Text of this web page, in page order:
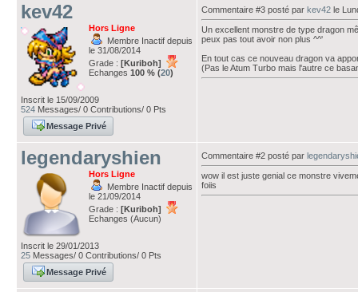
kev42
Hors Ligne
Membre Inactif depuis
le 31/08/2014
Grade : [Kuriboh]
Echanges 100 % (20)
Inscrit le 15/09/2009
524 Messages/ 0 Contributions/ 0 Pts
Message Privé
Commentaire #3 posté par kev42 le
Un excellent monstre de type dragon
peux pas tout avoir non plus ^^'
En tout cas ce nouveau dragon va
(Pas le Atum Turbo mais l'autre ce
legendaryshien
Hors Ligne
Membre Inactif depuis
le 21/09/2014
Grade : [Kuriboh]
Echanges (Aucun)
Inscrit le 29/01/2013
25 Messages/ 0 Contributions/ 0 Pts
Message Privé
Commentaire #2 posté par
wow il est juste genial ce monstre
foiis